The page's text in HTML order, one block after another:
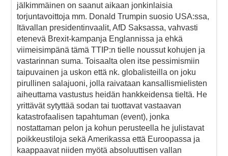
jälkimmäinen on saanut aikaan jonkinlaisia
torjuntavoittoja mm. Donald Trumpin suosio USA:ssa,
Itävallan presidentinvaalit, AfD Saksassa, vahvasti
etenevä Brexit-kampanja Englannissa ja ehkä
viimeisimpänä tämä TTIP:n tielle noussut kohujen ja
vastarinnan suma. Toisaalta olen itse pessimismiin
taipuvainen ja uskon että nk. globalisteilla on joku
pirullinen salajuoni, jolla raivataan kansallismielisten
aiheuttama vastustus heidän hankkeidensa tieltä. He
yrittävät sytyttää sodan tai tuottavat vastaavan
katastrofaalisen tapahtuman (event), jonka
nostattaman pelon ja kohun perusteella he julistavat
poikkeustiloja sekä Amerikassa että Euroopassa ja
kaappaavat niiden myötä absoluuttisen vallan